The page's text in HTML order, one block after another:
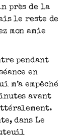
près de la
le reste de
mon amie
pendant
en
m’a empêché
avant
dans Le